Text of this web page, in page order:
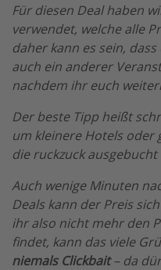
Für diesen Deal haben
verwendet, welche alle
daher kann es sein,
auch ein anderer
nachdem ihr euch
Der beste Tipp heißt
um kleinere Hotels oder
die ruckzuck ausgebucht
Auch wenige Minuten
Deals kann der Preis
ihr also nicht mehr den
findet, kann das viele
niemals Clickbait– da